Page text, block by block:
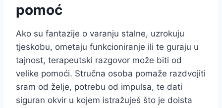
pomoć
Ako su fantazije o varanju stalne, uzrokuju
tjeskobu, ometaju funkcioniranje ili te guraju u
tajnost, terapeutski razgovor može biti od
velike pomoći. Stručna osoba pomaže razdvojiti
sram od želje, potrebu od impulsa, te dati
siguran okvir u kojem istražuješ što je doista